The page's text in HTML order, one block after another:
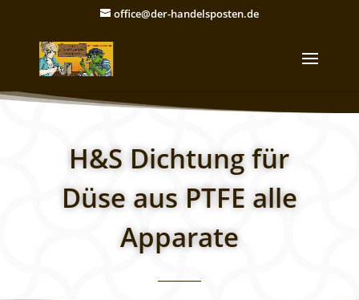
office@der-handelsposten.de
H&S Dichtung für
Düse aus PTFE alle
Apparate